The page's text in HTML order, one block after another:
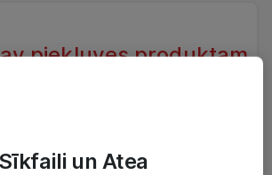
piekļuves produktam.
or take a look at our similar
Sīkfaili un Atea